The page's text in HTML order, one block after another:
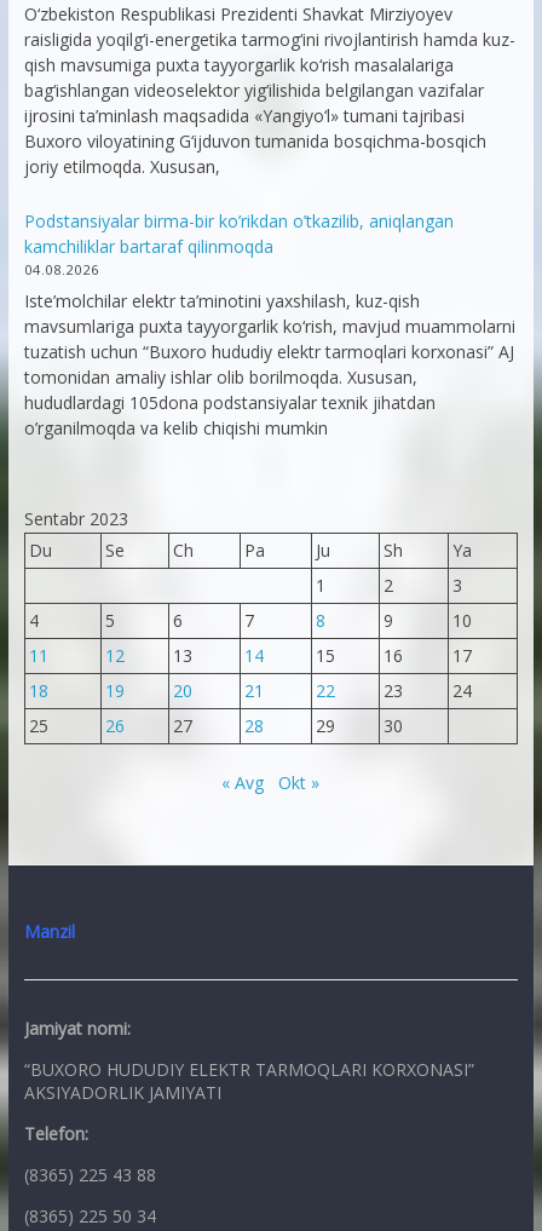
O‘zbekiston Respublikasi Prezidenti Shavkat Mirziyoyev
raisligida yoqilg‘i-energetika tarmog‘ini rivojlantirish hamda kuz-
qish mavsumiga puxta tayyorgarlik ko‘rish masalalariga
bag‘ishlangan videoselektor yig‘ilishida belgilangan vazifalar
ijrosini ta’minlash maqsadida «Yangiyo‘l» tumani tajribasi
Buxoro viloyatining G‘ijduvon tumanida bosqichma-bosqich
joriy etilmoqda. Xususan,
Podstansiyalar birma-bir ko’rikdan o’tkazilib, aniqlangan
kamchiliklar bartaraf qilinmoqda
04.08.2026
Iste’molchilar elektr ta’minotini yaxshilash, kuz-qish
mavsumlariga puxta tayyorgarlik ko‘rish, mavjud muammolarni
tuzatish uchun “Buxoro hududiy elektr tarmoqlari korxonasi” AJ
tomonidan amaliy ishlar olib borilmoqda. Xususan,
hududlardagi 105dona podstansiyalar texnik jihatdan
o’rganilmoqda va kelib chiqishi mumkin
Sentabr 2023
Du
Se Ch Pa Ju Sh
Ya
1
2
3
4
5 6 7 8 9
10
11
12 13 14 15 16
17
18
19 20 21 22 23
24
25
26 27 28 29 30
« Avg Okt »
Manzil
Jamiyat nomi:
“BUXORO HUDUDIY ELEKTR TARMOQLARI KORXONASI”
AKSIYADORLIK JAMIYATI
Telefon:
(8365) 225 43 88
(8365) 225 50 34